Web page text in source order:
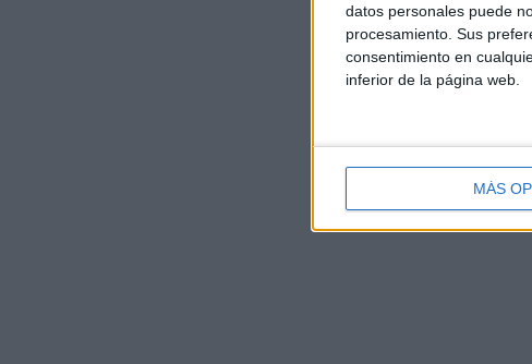
datos personales puede
procesamiento. Sus
consentimiento en
inferior de la página web.
MÁS